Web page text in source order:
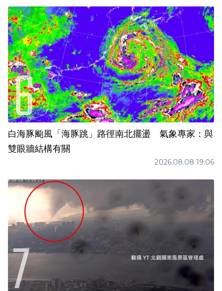
白海豚颱風「海豚跳」路徑南北擺盪 氣象專家：與
雙眼牆結構有關
2026.08.08 19:06